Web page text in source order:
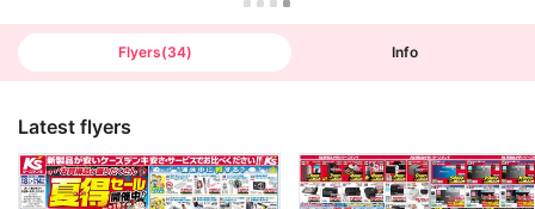
Flyers(34) Info
Latest flyers